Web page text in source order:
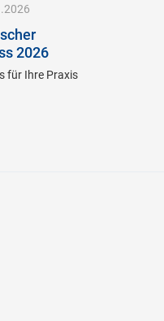
2026
für Ihre Praxis